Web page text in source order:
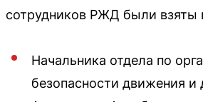
сотрудников РЖД были взяты
Начальника отдела по
безопасности движения и